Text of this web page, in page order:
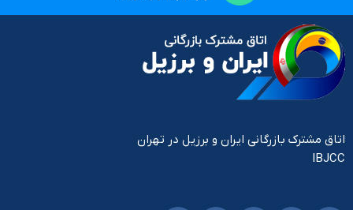
اتاق مشترک بازرگانی ایران و برزیل در تهران
IBJCC